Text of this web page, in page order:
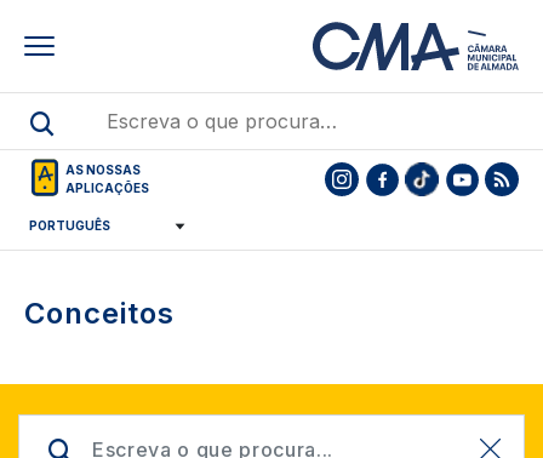
AS NOSSAS
APLICAÇÕES
Conceitos